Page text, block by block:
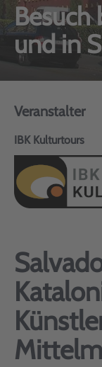
Besuch
und in
Veranstalter
IBK Kulturtours